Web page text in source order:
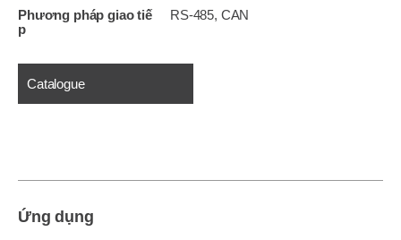
Phương pháp giao tiế
p
RS-485, CAN
Catalogue
Ứng dụng